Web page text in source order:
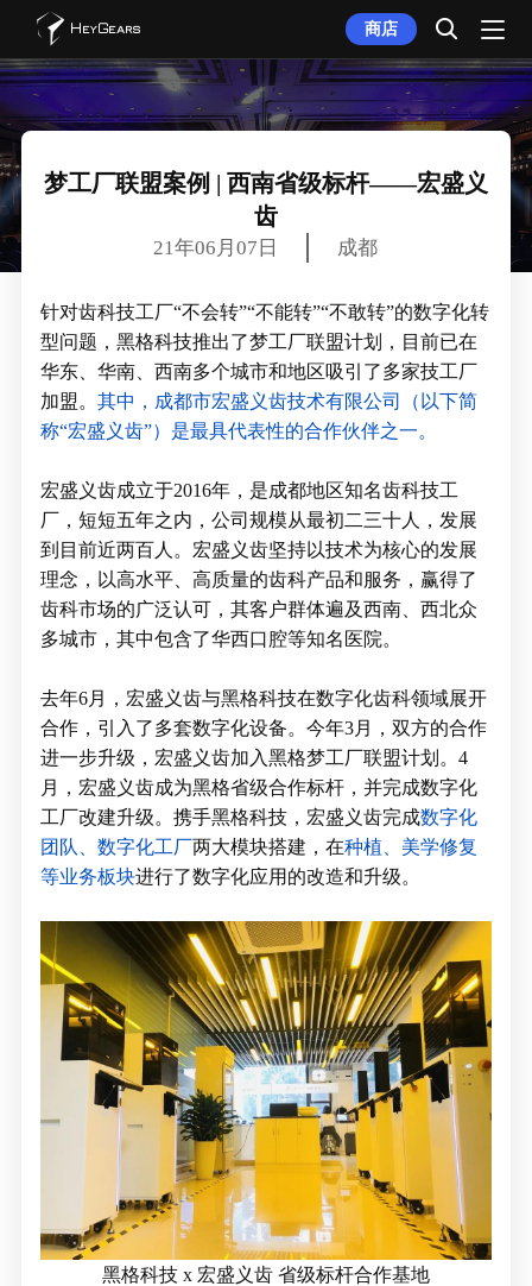
商店
梦工厂联盟案例 | 西南省级标杆——宏盛义
齿
21年06月07日 成都
针对齿科技工厂“不会转”“不能转”“不敢转”的数字化转
型问题，黑格科技推出了梦工厂联盟计划，目前已在
华东、华南、西南多个城市和地区吸引了多家技工厂
加盟。其中，成都市宏盛义齿技术有限公司（以下简
称“宏盛义齿”）是最具代表性的合作伙伴之一。
宏盛义齿成立于2016年，是成都地区知名齿科技工
厂，短短五年之内，公司规模从最初二三十人，发展
到目前近两百人。宏盛义齿坚持以技术为核心的发展
理念，以高水平、高质量的齿科产品和服务，赢得了
齿科市场的广泛认可，其客户群体遍及西南、西北众
多城市，其中包含了华西口腔等知名医院。
去年6月，宏盛义齿与黑格科技在数字化齿科领域展开
合作，引入了多套数字化设备。今年3月，双方的合作
进一步升级，宏盛义齿加入黑格梦工厂联盟计划。4
月，宏盛义齿成为黑格省级合作标杆，并完成数字化
工厂改建升级。携手黑格科技，宏盛义齿完成数字化
团队、数字化工厂两大模块搭建，在种植、美学修复
等业务板块进行了数字化应用的改造和升级。
黑格科技 x 宏盛义齿 省级标杆合作基地